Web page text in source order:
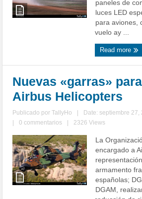
paneles de
luces LED
para aviones,
vuelo ay ...
Read more
Nuevas «garras»
Airbus Helicopters
Publicado porTallyHo
Date: septiembre 27,
0 commentarios 2326 Views
La
encargado a
armamento
españolas;
DGAM,